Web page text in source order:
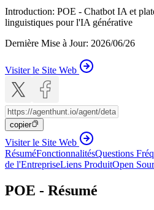
Introduction: POE - Chatbot IA et
linguistiques pour l'IA générative
Dernière Mise à Jour: 2026/06/26
Visiter le Site Web
copier
Visiter le Site Web
RésuméFonctionnalitésQuestions
de l'EntrepriseLiens ProduitOpen
POE - Résumé